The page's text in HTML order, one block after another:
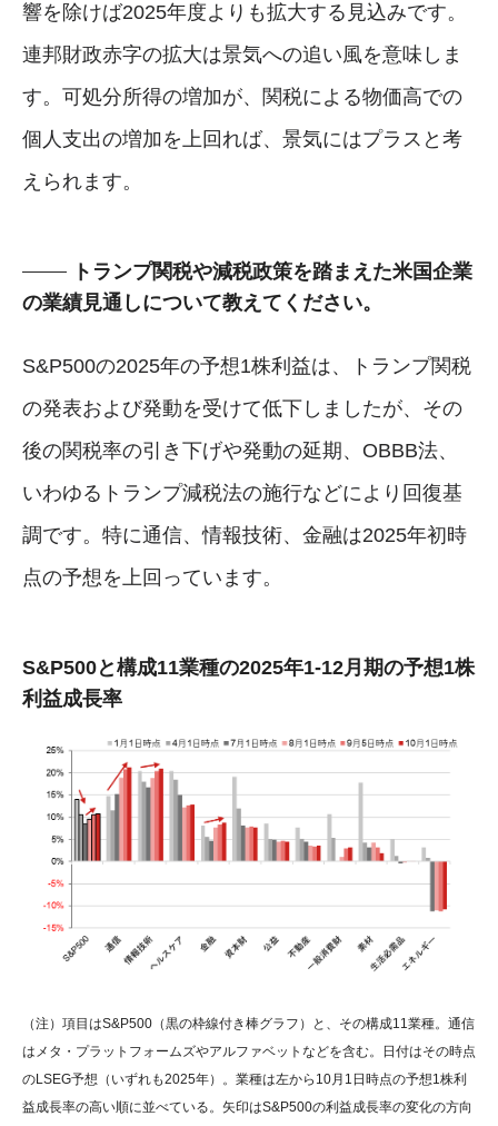
響を除けば2025年度よりも拡大する見込みです。
連邦財政赤字の拡大は景気への追い風を意味しま
す。可処分所得の増加が、関税による物価高での
個人支出の増加を上回れば、景気にはプラスと考
えられます。
トランプ関税や減税政策を踏まえた米国企業
の業績見通しについて教えてください。
S&P500の2025年の予想1株利益は、トランプ関税
の発表および発動を受けて低下しましたが、その
後の関税率の引き下げや発動の延期、OBBB法、
いわゆるトランプ減税法の施行などにより回復基
調です。特に通信、情報技術、金融は2025年初時
点の予想を上回っています。
S&P500と構成11業種の2025年1-12月期の予想1株
利益成長率
（注）項目はS&P500（黒の枠線付き棒グラフ）と、その構成11業種。通信
はメタ・プラットフォームズやアルファベットなどを含む。日付はその時点
のLSEG予想（いずれも2025年）。業種は左から10月1日時点の予想1株利
益成長率の高い順に並べている。矢印はS&P500の利益成長率の変化の方向